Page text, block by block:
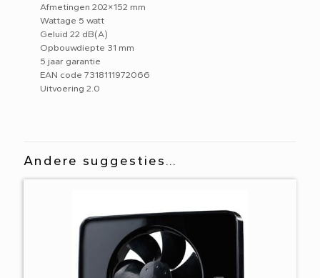
Afmetingen 202×152 mm
Wattage 5 watt
Geluid 22 dB(A)
Opbouwdiepte 31 mm
5 jaar garantie
EAN code 7318111972066
Uitvoering 2.0
Andere suggesties…